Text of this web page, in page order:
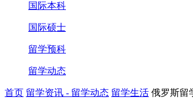
国际本科
国际硕士
留学预科
留学动态
首页 留学资讯 - 留学动态 留学生活 俄罗斯留